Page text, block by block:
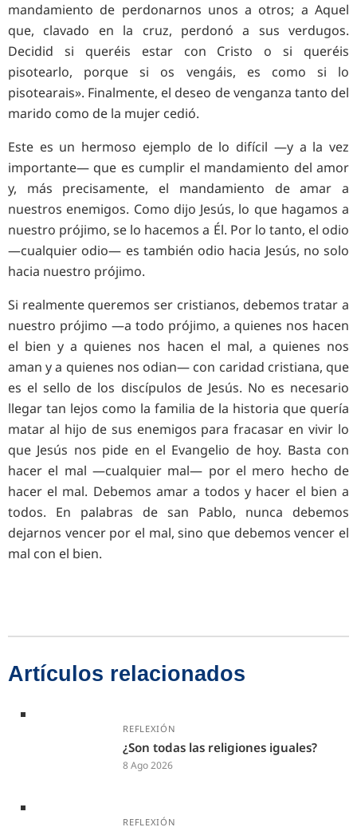
mandamiento de perdonarnos unos a otros; a Aquel
que, clavado en la cruz, perdonó a sus verdugos.
Decidid si queréis estar con Cristo o si queréis
pisotearlo, porque si os vengáis, es como si lo
pisotearais». Finalmente, el deseo de venganza tanto del
marido como de la mujer cedió.
Este es un hermoso ejemplo de lo difícil —y a la vez
importante— que es cumplir el mandamiento del amor
y, más precisamente, el mandamiento de amar a
nuestros enemigos. Como dijo Jesús, lo que hagamos a
nuestro prójimo, se lo hacemos a Él. Por lo tanto, el odio
—cualquier odio— es también odio hacia Jesús, no solo
hacia nuestro prójimo.
Si realmente queremos ser cristianos, debemos tratar a
nuestro prójimo —a todo prójimo, a quienes nos hacen
el bien y a quienes nos hacen el mal, a quienes nos
aman y a quienes nos odian— con caridad cristiana, que
es el sello de los discípulos de Jesús. No es necesario
llegar tan lejos como la familia de la historia que quería
matar al hijo de sus enemigos para fracasar en vivir lo
que Jesús nos pide en el Evangelio de hoy. Basta con
hacer el mal —cualquier mal— por el mero hecho de
hacer el mal. Debemos amar a todos y hacer el bien a
todos. En palabras de san Pablo, nunca debemos
dejarnos vencer por el mal, sino que debemos vencer el
mal con el bien.
Artículos relacionados
REFLEXIÓN
¿Son todas las religiones iguales?
8 Ago 2026
REFLEXIÓN